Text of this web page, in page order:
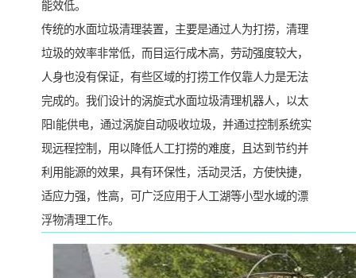
能效低。
传统的水面垃圾清理装置，主要是通过人为打捞，清理
垃圾的效率非常低，而目运行成木高，劳动强度较大，
人身也没有保证，有些区域的打捞工作仅靠人力是无法
完成的。我们设计的涡旋式水面垃圾清理机器人，以太
阳l能供电，通过涡旋自动吸收垃圾，并通过控制系统实
现远程控制，用以降低人工打捞的难度，且达到节约并
利用能源的效果，具有环保性，活动灵活，方使快捷，
适应力强，性高，可广泛应用于人工湖等小型水域的漂
浮物清理工作。